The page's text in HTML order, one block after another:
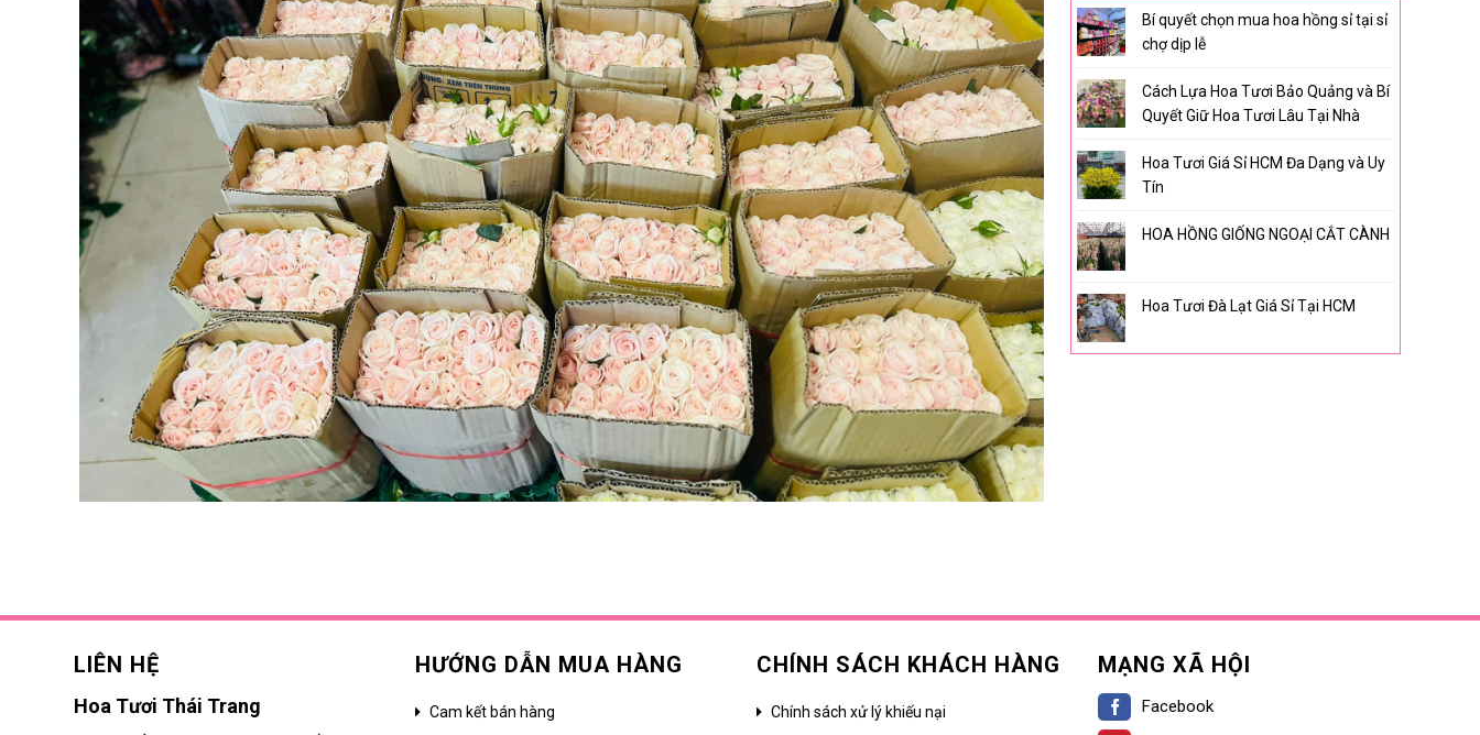
Bí quyết chọn mua hoa hồng sỉ tại sỉ
chợ dịp lễ
Cách Lựa Hoa Tươi Bảo Quảng và Bí
Quyết Giữ Hoa Tươi Lâu Tại Nhà
Hoa Tươi Giá Sỉ HCM Đa Dạng và Uy
Tín
HOA HỒNG GIỐNG NGOẠI CẮT CÀNH
Hoa Tươi Đà Lạt Giá Sỉ Tại HCM
LIÊN HỆ
Hoa Tươi Thái Trang
HƯỚNG DẪN MUA HÀNG
Cam kết bán hàng
CHÍNH SÁCH KHÁCH HÀNG
Chính sách xử lý khiếu nại
MẠNG XÃ HỘI
Facebook